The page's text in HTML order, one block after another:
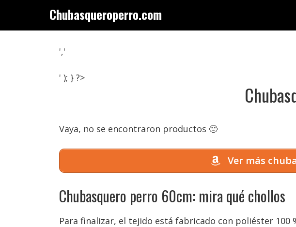
contenido
Chubasqueroperro.com
','
' ); } ?>
Vaya, no se encontraron productos 🙁
Ver más
Chubasquero perro 60cm: mira qué chollos
Para finalizar, el tejido está fabricado con poliéster 100